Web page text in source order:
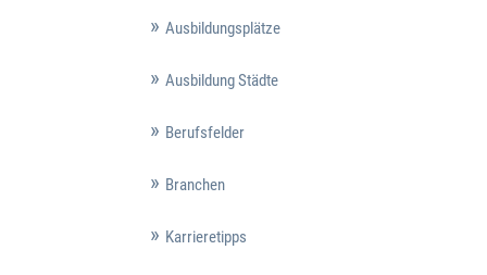
Ausbildungsplätze
Ausbildung Städte
Berufsfelder
Branchen
Karrieretipps